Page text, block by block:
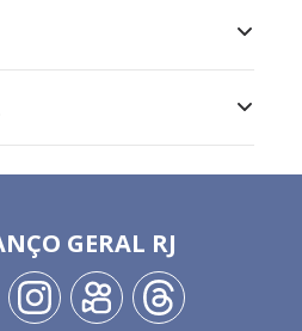
GERAL RJ